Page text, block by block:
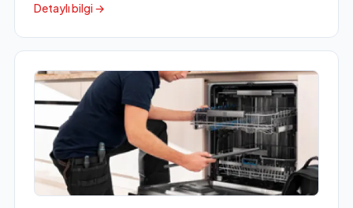
Detaylı bilgi →